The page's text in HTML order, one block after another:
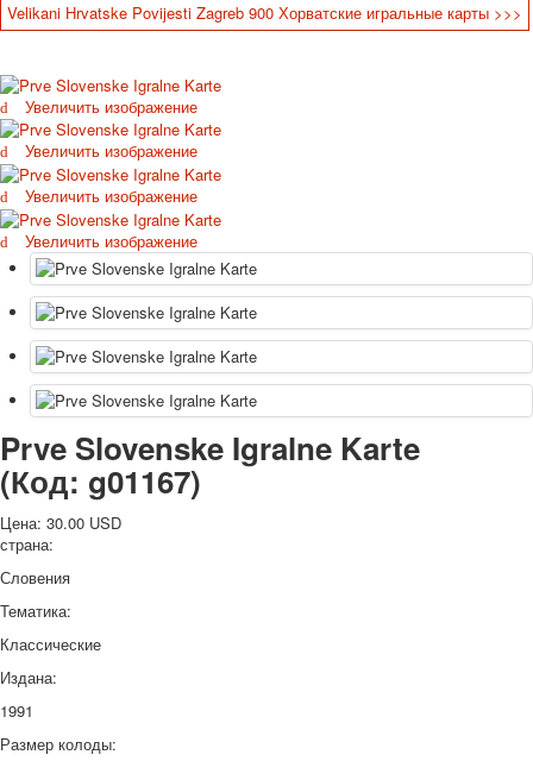
Поздравляю
С днём рождения!
1 мая
Октябрьская революция
С рождеством
Пасха
9 мая - день победы
Разные пожелания
1 сентября школа
Приглашение
Новости
Новости карточных колод
Новости открыток
О сайте
Наше видео
доставка
Velikani Hrvatske Povijesti Zagreb 900 Хорватские игральные карты >>>
Увеличить изображение
Увеличить изображение
Увеличить изображение
Увеличить изображение
Prve Slovenske Igralne Karte
(Код: g01167)
Цена: 30.00 USD
страна:
Словения
Тематика:
Классические
Издана:
1991
Размер колоды: